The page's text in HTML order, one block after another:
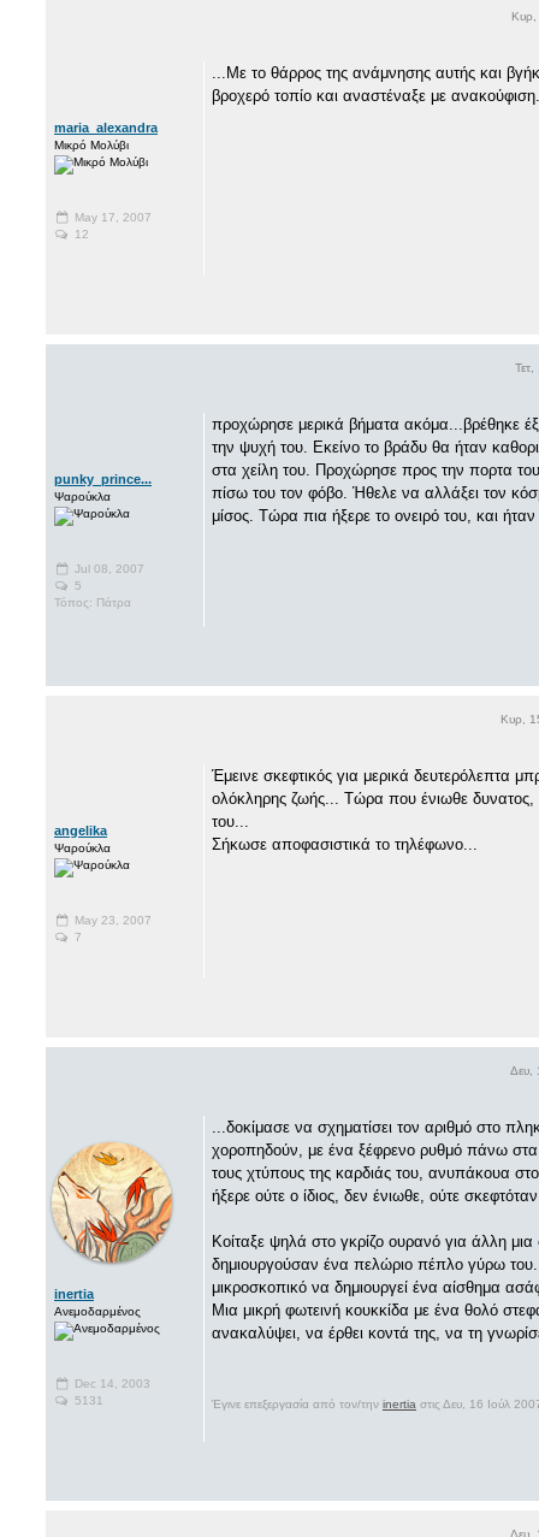
maria_alexandra
Μικρό Μολύβι
May 17, 2007
12
...Με το θάρρος της ανάμνησης αυτής και
βροχερό τοπίο και αναστέναξε με
punky_prince...
Ψαρούκλα
Jul 08, 2007
5
Τόπος: Πάτρα
προχώρησε μερικά βήματα ακόμα...βρέθηκε
την ψυχή του. Εκείνο το βράδυ θα ήταν
στα χείλη του. Προχώρησε προς την πορτα
πίσω του τον φόβο. Ήθελε να αλλάξει τον
μίσος. Τώρα πια ήξερε το ονειρό του, και
Κυρ,
angelika
Ψαρούκλα
May 23, 2007
7
Έμεινε σκεφτικός για μερικά δευτερόλεπτα
ολόκληρης ζωής... Τώρα που ένιωθε δυνατος,
του...
Σήκωσε αποφασιστικά το τηλέφωνο...
Δευ,
inertia
Ανεμοδαρμένος
Dec 14, 2003
5131
...δοκίμασε να σχηματίσει τον αριθμό στο
χοροπηδούν, με ένα ξέφρενο ρυθμό πάνω
τους χτύπους της καρδιάς του, ανυπάκουα
ήξερε ούτε ο ίδιος, δεν ένιωθε, ούτε
Κοίταξε ψηλά στο γκρίζο ουρανό για άλλη
δημιουργούσαν ένα πελώριο πέπλο γύρω
μικροσκοπικό να δημιουργεί ένα αίσθημα
Μια μικρή φωτεινή κουκκίδα με ένα θολό
ανακαλύψει, να έρθει κοντά της, να τη
Έγινε επεξεργασία από τον/την inertia στις Δευ, 16 Ιούλ
Δευ,